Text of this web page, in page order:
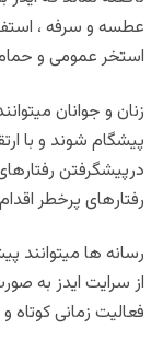
عطسه و سرفه ،
استخر عمومی و
زنان و جوانان
پیشگام شوند و با
درپیشگرفتن
رفتارهای پرخطر
رسانه ها میتوانند
از سرایت ایدز به
فعالیت زمانی